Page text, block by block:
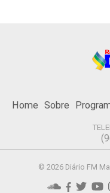
Home Sobre
© 2026 Diário FM